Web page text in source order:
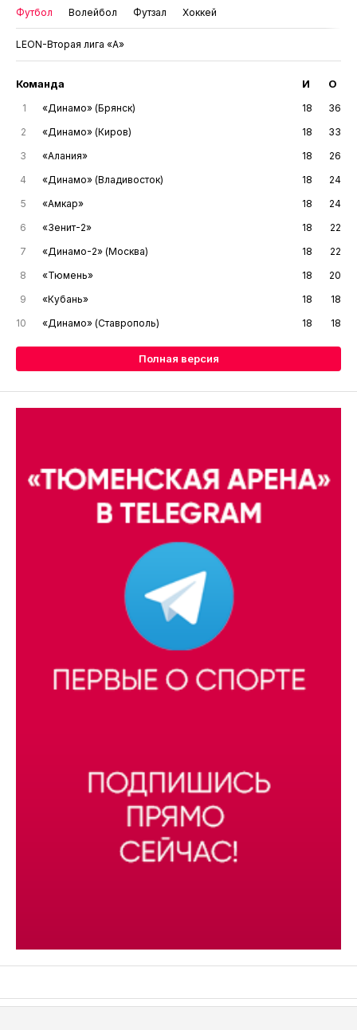
Футбол Волейбол Футзал Хоккей
LEON-Вторая лига «А»
Команда И О
1 «Динамо» (Брянск) 18
36
2
«Динамо» (Киров) 18
33
3
«Алания» 18
26
4
«Динамо» (Владивосток) 18
24
5
«Амкар» 18
24
6
«Зенит-2» 18
22
7
«Динамо-2» (Москва) 18
22
8
«Тюмень» 18
20
9
«Кубань» 18
18
10
«Динамо» (Ставрополь) 18 18
Полная версия